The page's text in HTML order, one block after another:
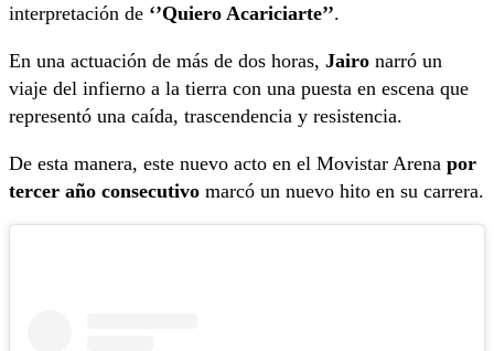
interpretación de ‘’Quiero Acariciarte’’.
En una actuación de más de dos horas, Jairo narró un
viaje del infierno a la tierra con una puesta en escena que
representó una caída, trascendencia y resistencia.
De esta manera, este nuevo acto en el Movistar Arena por
tercer año consecutivo marcó un nuevo hito en su carrera.